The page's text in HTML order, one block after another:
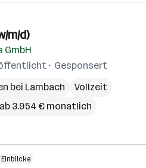
m/d)
GmbH
Gesponsert
bei Lambach
Vollzeit
ab 3.954 € monatlich
Einblicke